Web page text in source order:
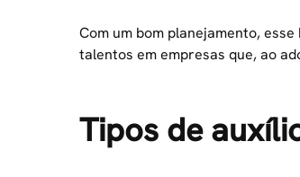
Com um bom planejamento,
talentos em empresas que, ao
Tipos de